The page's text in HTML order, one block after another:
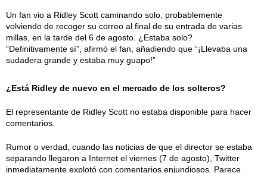
Un fan vio a Ridley Scott caminando solo, probablemente
volviendo de recoger su correo al final de su entrada de varias
millas, en la tarde del 6 de agosto. ¿Estaba solo?
“Definitivamente sí”, afirmó el fan, añadiendo que “¡Llevaba una
sudadera grande y estaba muy guapo!”
¿Está Ridley de nuevo en el mercado de los solteros?
El representante de Ridley Scott no estaba disponible para hacer
comentarios.
Rumor o verdad, cuando las noticias de que el director se estaba
separando llegaron a Internet el viernes (7 de agosto), Twitter
inmediatamente explotó con comentarios enjundiosos. Parece